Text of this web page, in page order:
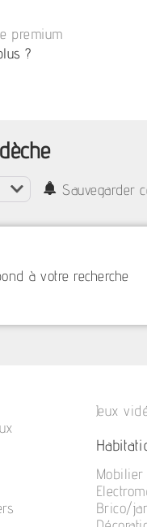
premium
?
Sauvegarder
à votre recherche
Jeux
Mobilier
Brico/